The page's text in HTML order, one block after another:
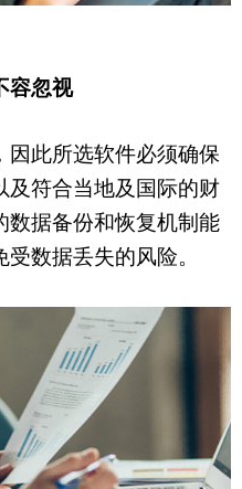
容忽视
因此所选软件必须确保
及符合当地及国际的财
数据备份和恢复机制能
数据丢失的风险。